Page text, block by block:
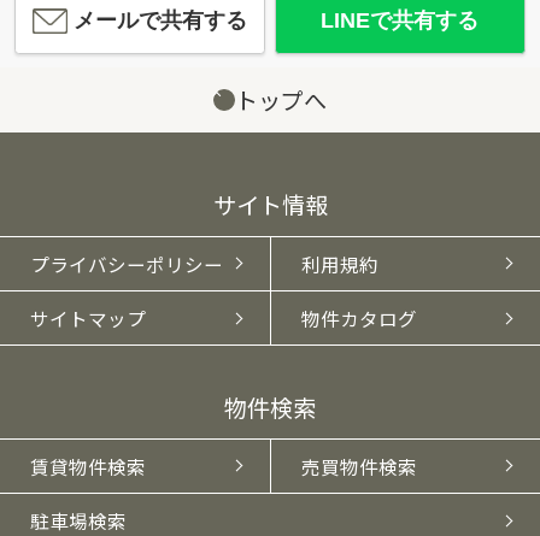
メールで共有する LINEで共有する
トップへ
サイト情報
プライバシーポリシー 利用規約
サイトマップ 物件カタログ
物件検索
賃貸物件検索 売買物件検索
駐車場検索